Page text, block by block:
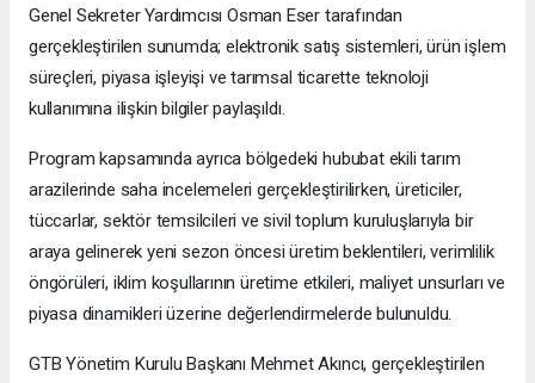
Genel Sekreter Yardımcısı Osman Eser tarafından
gerçekleştirilen sunumda; elektronik satış sistemleri, ürün işlem
süreçleri, piyasa işleyişi ve tarımsal ticarette teknoloji
kullanımına ilişkin bilgiler paylaşıldı.
Program kapsamında ayrıca bölgedeki hububat ekili tarım
arazilerinde saha incelemeleri gerçekleştirilirken, üreticiler,
tüccarlar, sektör temsilcileri ve sivil toplum kuruluşlarıyla bir
araya gelinerek yeni sezon öncesi üretim beklentileri, verimlilik
öngörüleri, iklim koşullarının üretime etkileri, maliyet unsurları ve
piyasa dinamikleri üzerine değerlendirmelerde bulunuldu.
GTB Yönetim Kurulu Başkanı Mehmet Akıncı, gerçekleştirilen